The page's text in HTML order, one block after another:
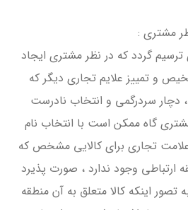
گردد که در نظر مشتری ایجاد
و تمییز علایم تجاری دیگر که
دچار سردرگمی و انتخاب نادرست
گاه ممکن است با انتخاب نام
تجاری برای کالایی مشخص که
ارتباطی وجود ندارد ، صورت پذیرد
اینکه کالا متعلق به آن منطقه